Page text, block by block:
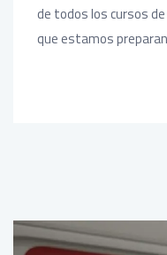
de todos los cursos
que estamos